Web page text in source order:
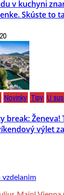
v kuchyni
Skúste to
Novinky Tipy U
break:
výlet